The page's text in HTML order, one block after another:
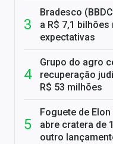
Bradesco
a R$ 7,1
expectativas
Grupo do agro
recuperação
R$ 53 milhões
Foguete de
abre cratera de
outro